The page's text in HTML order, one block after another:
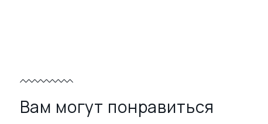
Вам могут понравиться